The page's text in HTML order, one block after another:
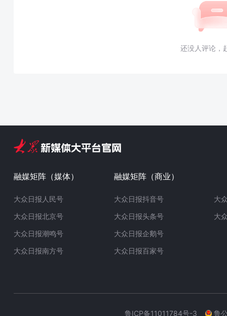
还没人评论，
融媒矩阵（媒体）
大众日报人民号
大众日报北京号
大众日报潮鸣号
大众日报南方号
融媒矩阵（商业）
大众日报抖音号
大众日报头条号
大众日报企鹅号
大众日报百家号
大
大
鲁ICP备11011784号-3 鲁